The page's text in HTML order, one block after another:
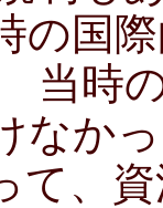
の国
当時
なか
て、